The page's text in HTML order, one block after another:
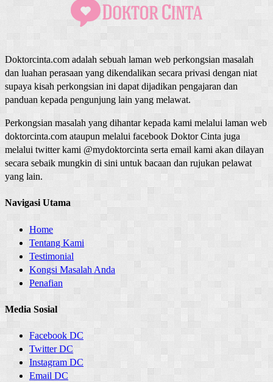
Doktorcinta.com adalah sebuah laman web perkongsian masalah
dan luahan perasaan yang dikendalikan secara privasi dengan niat
supaya kisah perkongsian ini dapat dijadikan pengajaran dan
panduan kepada pengunjung lain yang melawat.
Perkongsian masalah yang dihantar kepada kami melalui laman web
doktorcinta.com ataupun melalui facebook Doktor Cinta juga
melalui twitter kami @mydoktorcinta serta email kami akan dilayan
secara sebaik mungkin di sini untuk bacaan dan rujukan pelawat
yang lain.
Navigasi Utama
Home
Tentang Kami
Testimonial
Kongsi Masalah Anda
Penafian
Media Sosial
Facebook DC
Twitter DC
Instagram DC
Email DC